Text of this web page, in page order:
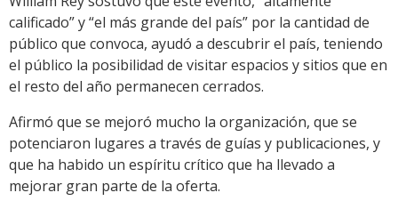
calificado” y “el más grande del país” por la cantidad de
público que convoca, ayudó a descubrir el país, teniendo
el público la posibilidad de visitar espacios y sitios que en
el resto del año permanecen cerrados.
Afirmó que se mejoró mucho la organización, que se
potenciaron lugares a través de guías y publicaciones, y
que ha habido un espíritu crítico que ha llevado a
mejorar gran parte de la oferta.